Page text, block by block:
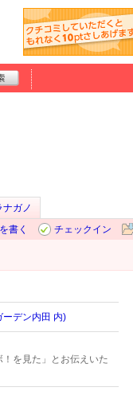
ナガノ
書く
チェックイン
デン内田 内)
を見た」とお伝えいた